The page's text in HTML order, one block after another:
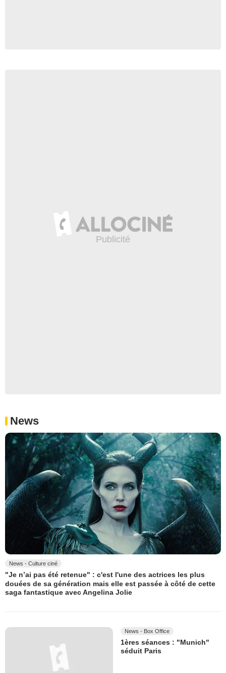
News
News - Culture ciné
"Je n’ai pas été retenue" : c'est l'une des actrices les plus
douées de sa génération mais elle est passée à côté de cette
saga fantastique avec Angelina Jolie
News - Box Office
1ères séances : "Munich"
séduit Paris